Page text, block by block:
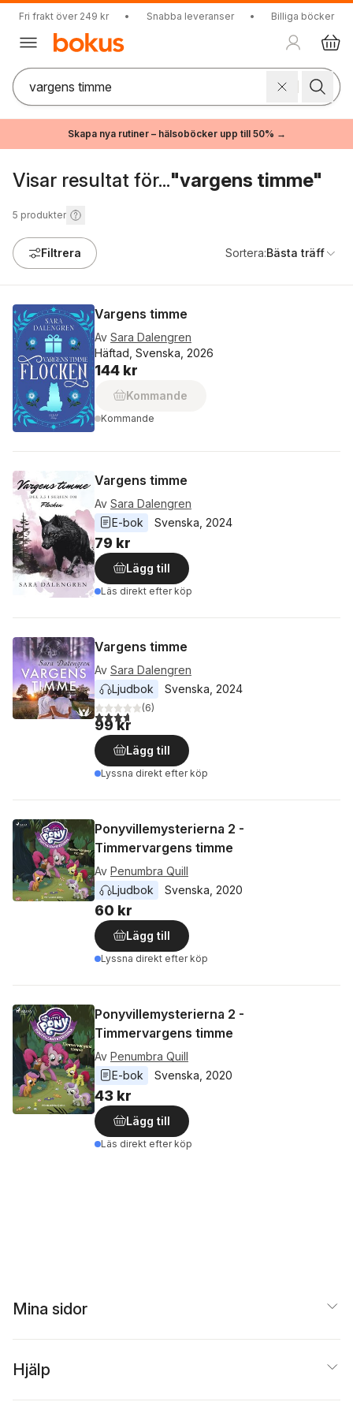
Fri frakt över 249 kr • Snabba leveranser • Billiga böcker
Skapa nya rutiner – hälsoböcker upp till 50% →
Visar resultat för..."vargens timme"
5 produkter
Filtrera Sortera:Bästa träff
Vargens timme
Av Sara Dalengren
Häftad, Svenska, 2026
144 kr
Kommande
Kommande
Vargens timme
Av Sara Dalengren
E-bok
Svenska 2024
79 kr
Lägg till
Läs direkt efter köp
Vargens timme
Av Sara Dalengren
Ljudbok
Svenska 2024
3,7utav 5 stjärnor. Totalt antal röster:
(6)
99 kr
Lägg till
Lyssna direkt efter köp
Ponyvillemysterierna 2 -
Timmervargens timme
Av Penumbra Quill
Ljudbok
Svenska 2020
60 kr
Lägg till
Lyssna direkt efter köp
Ponyvillemysterierna 2 -
Timmervargens timme
Av Penumbra Quill
E-bok
Svenska 2020
43 kr
Lägg till
Läs direkt efter köp
Mina sidor
Hjälp